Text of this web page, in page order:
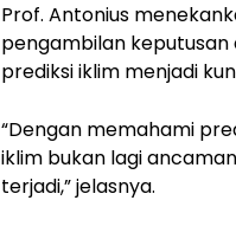
Prof. Antonius
pengambilan
prediksi iklim menjadi
“Dengan memahami
iklim bukan lagi
terjadi,” jelasnya.